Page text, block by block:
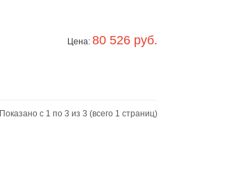
Цена: 80 526 руб.
Показано с 1 по 3 из 3 (всего 1 страниц)